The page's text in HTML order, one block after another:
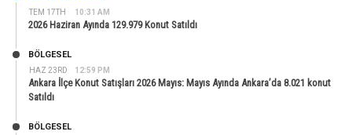
TEM 17TH 10:31 AM
2026 Haziran Ayında 129.979 Konut Satıldı
HAZ 23RD 12:59 PM
BÖLGESEL
Ankara İlçe Konut Satışları 2026 Mayıs: Mayıs Ayında Ankara’da 8.021 konut
Satıldı
BÖLGESEL